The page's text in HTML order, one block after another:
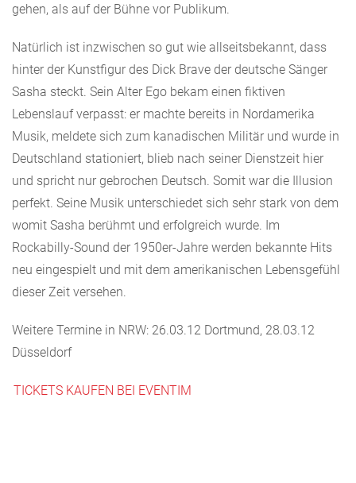
gehen, als auf der Bühne vor Publikum.
Natürlich ist inzwischen so gut wie allseitsbekannt, dass
hinter der Kunstfigur des Dick Brave der deutsche Sänger
Sasha steckt. Sein Alter Ego bekam einen fiktiven
Lebenslauf verpasst: er machte bereits in Nordamerika
Musik, meldete sich zum kanadischen Militär und wurde in
Deutschland stationiert, blieb nach seiner Dienstzeit hier
und spricht nur gebrochen Deutsch. Somit war die Illusion
perfekt. Seine Musik unterschiedet sich sehr stark von dem
womit Sasha berühmt und erfolgreich wurde. Im
Rockabilly-Sound der 1950er-Jahre werden bekannte Hits
neu eingespielt und mit dem amerikanischen Lebensgefühl
dieser Zeit versehen.
Weitere Termine in NRW: 26.03.12 Dortmund, 28.03.12
Düsseldorf
TICKETS KAUFEN BEI EVENTIM